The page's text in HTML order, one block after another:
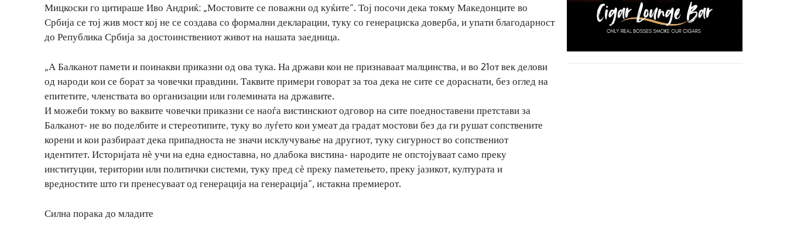
Мицкоски го цитираше Иво Андриќ: „Мостовите се поважни од куќите“. Тој посочи дека токму Македонците во
Србија се тој жив мост кој не се создава со формални декларации, туку со генерациска доверба, и упати благодарност
до Република Србија за достоинствениот живот на нашата заедница.
„А Балканот памети и поинакви приказни од ова тука. На држави кои не признаваат малцинства, и во 21от век делови
од народи кои се борат за човечки правдини. Таквите примери говорат за тоа дека не сите се дораснати, без оглед на
епитетите, членствата во организации или големината на државите.
И можеби токму во ваквите човечки приказни се наоѓа вистинскиот одговор на сите поедноставени претстави за
Балканот- не во поделбите и стереотипите, туку во луѓето кои умеат да градат мостови без да ги рушат сопствените
корени и кои разбираат дека припадноста не значи исклучување на другиот, туку сигурност во сопствениот
идентитет. Историјата нѐ учи на една едноставна, но длабока вистина- народите не опстојуваат само преку
институции, територии или политички системи, туку пред сѐ преку паметењето, преку јазикот, културата и
вредностите што ги пренесуваат од генерација на генерација“, истакна премиерот.
Силна порака до младите